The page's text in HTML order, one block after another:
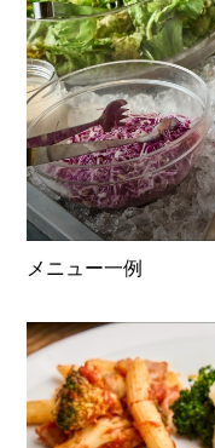
メニュー一例